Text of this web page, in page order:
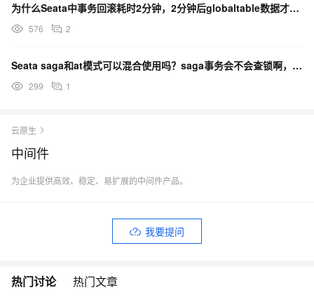
为什么Seata中事务回滚耗时2分钟，2分钟后globaltable数据才被清理，无法继续开启事务？
576 2
Seata saga和at模式可以混合使用吗？saga事务会不会查锁啊，不然saga直接修改了记录？
299 1
云原生
中间件
为企业提供高效、稳定、易扩展的中间件产品。
我要提问
热门讨论 热门文章